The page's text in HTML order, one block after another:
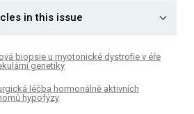
in this issue
biopsie u myotonické dystrofie v éře
genetiky
léčba hormonálně aktivních
hypofýzy